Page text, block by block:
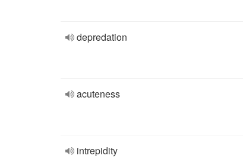
depredation
acuteness
intrepidity